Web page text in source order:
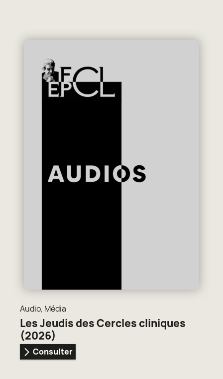
Audio, Média
Les Jeudis des Cercles cliniques
(2026)
Consulter